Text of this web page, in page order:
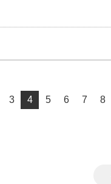
3 4 5 6 7 8